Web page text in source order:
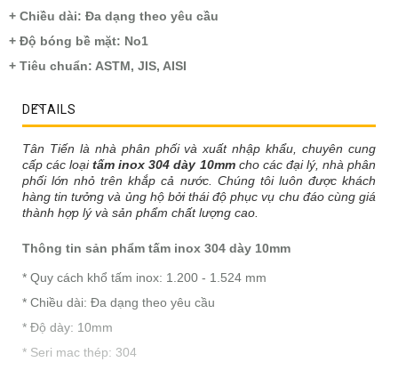
+ Chiều dài: Đa dạng theo yêu cầu
+ Độ bóng bề mặt: No1
+ Tiêu chuẩn: ASTM, JIS, AISI
DETAILS
Tân Tiến là nhà phân phối và xuất nhập khẩu, chuyên cung
cấp các loại tấm inox 304 dày 10mm cho các đại lý, nhà phân
phối lớn nhỏ trên khắp cả nước. Chúng tôi luôn được khách
hàng tin tưởng và ủng hộ bởi thái độ phục vụ chu đáo cùng giá
thành hợp lývà sản phẩm chất lượng cao.
Thông tin sản phẩm tấm inox 304 dày 10mm
* Quy cách khổ tấm inox: 1.200 - 1.524 mm
* Chiều dài: Đa dạng theo yêu cầu
* Độ dày: 10mm
* Seri mac thép: 304